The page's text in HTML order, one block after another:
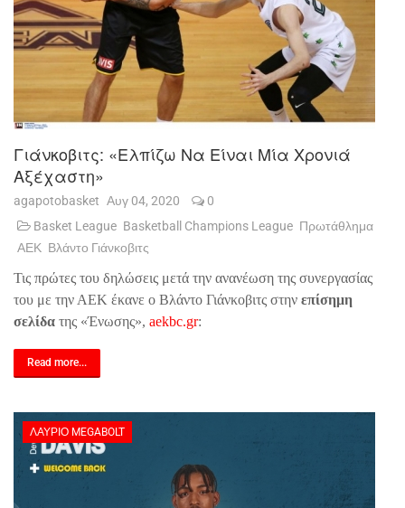
Γιάνκοβιτς: «Ελπίζω Να Είναι Μία Χρονιά
Αξέχαστη»
agapotobasket Αυγ 04, 2020
0
Basket League Basketball Champions League Πρωτάθλημα
ΑΕΚ Βλάντο Γιάνκοβιτς
Τις πρώτες του δηλώσεις μετά την ανανέωση της συνεργασίας
του με την ΑΕΚ έκανε ο Βλάντο Γιάνκοβιτς στην επίσημη
σελίδα της «Ένωσης», aekbc.gr:
Read more...
ΛΑΎΡΙΟ MEGABOLT